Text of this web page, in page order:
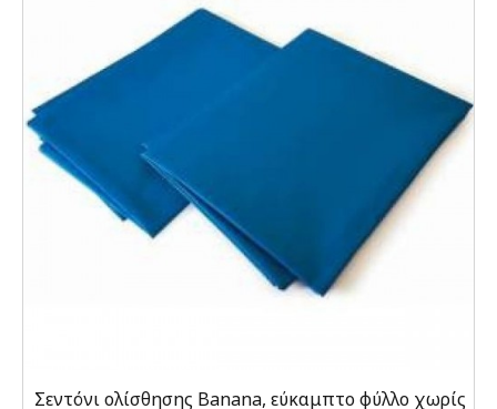
Σεντόνι ολίσθησης Banana, εύκαμπτο φύλλο χωρίς